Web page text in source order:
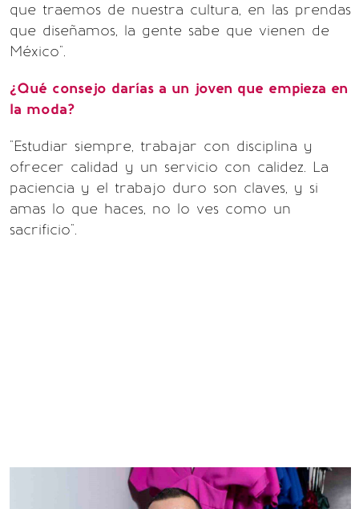
que traemos de nuestra cultura, en las prendas
que diseñamos, la gente sabe que vienen de
México".
¿Qué consejo darías a un joven que empieza en
la moda?
"Estudiar siempre, trabajar con disciplina y
ofrecer calidad y un servicio con calidez. La
paciencia y el trabajo duro son claves, y si
amas lo que haces, no lo ves como un
sacrificio".